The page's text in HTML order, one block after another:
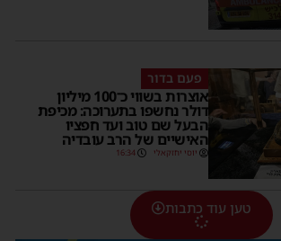
פעם בדור
אוצרות בשווי כ־100 מיליון
דולר נחשפו בתערוכה: מכיפת
הבעל שם טוב ועד חפציו
האישיים של הרב עובדיה
יוסי יחזקאלי 16:34
טען עוד כתבות